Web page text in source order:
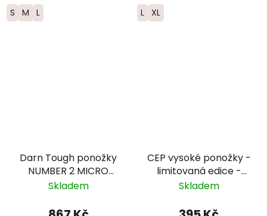
S M L L XL
Darn Tough ponožky
NUMBER 2 MICRO
CREW Midweight
šedé
Skladem
CEP vysoké ponožky -
limitovaná edice -
dámské -
Skladem